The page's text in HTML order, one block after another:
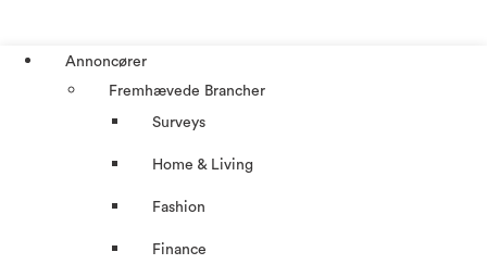
Annoncører
Fremhævede Brancher
Surveys
Home & Living
Fashion
Finance